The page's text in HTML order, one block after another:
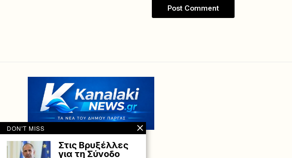
DON'T MISS
Στις Βρυξέλλες
για τη Σύνοδο